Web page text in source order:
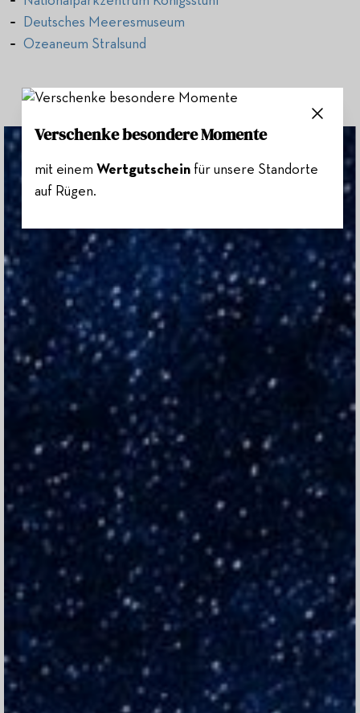
Deutsches Meeresmuseum
Ozeaneum Stralsund
Verschenke besondere Momente
mit einem Wertgutscheinfür unsere Standorte
auf Rügen.